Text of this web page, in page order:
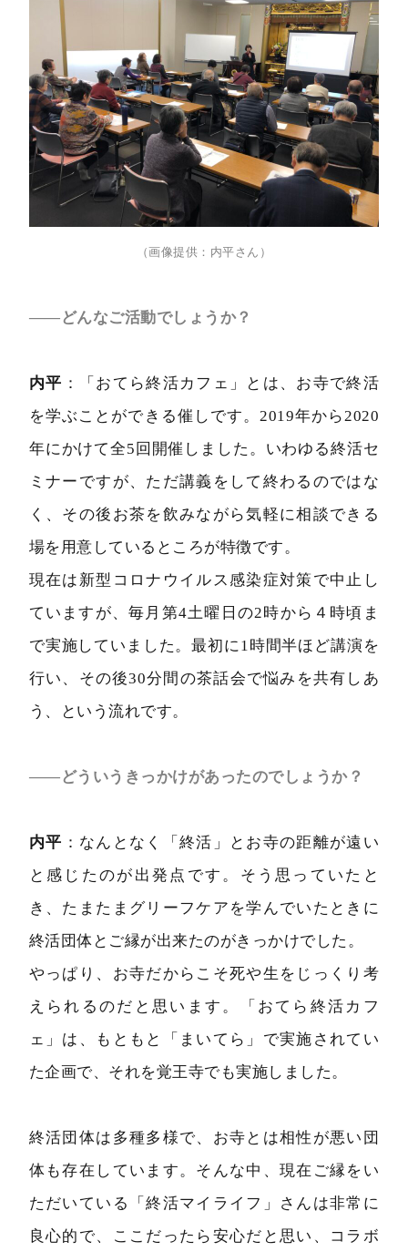
（画像提供：内平さん）
――どんなご活動でしょうか？
内平 ：「おてら終活カフェ」とは、お寺で終活
を学ぶことができる催しです。2019年から2020
年にかけて全5回開催しました。いわゆる終活セ
ミナーですが、ただ講義をして終わるのではな
く、その後お茶を飲みながら気軽に相談できる
場を用意しているところが特徴です。
現在は新型コロナウイルス感染症対策で中止し
ていますが、毎月第4土曜日の2時から４時頃ま
で実施していました。最初に1時間半ほど講演を
行い、その後30分間の茶話会で悩みを共有しあ
う、という流れです。
――どういうきっかけがあったのでしょうか？
内平 ：なんとなく「終活」とお寺の距離が遠い
と感じたのが出発点です。そう思っていたと
き、たまたまグリーフケアを学んでいたときに
終活団体とご縁が出来たのがきっかけでした。
やっぱり、お寺だからこそ死や生をじっくり考
えられるのだと思います。「おてら終活カフ
ェ」は、もともと「まいてら」で実施されてい
た企画で、それを覚王寺でも実施しました。
終活団体は多種多様で、お寺とは相性が悪い団
体も存在しています。そんな中、現在ご縁をい
ただいている「終活マイライフ」さんは非常に
良心的で、ここだったら安心だと思い、コラボ